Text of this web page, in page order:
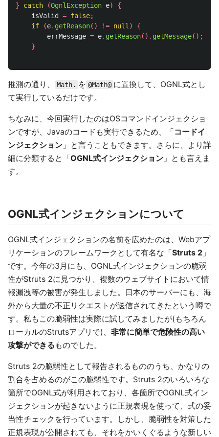
}
catch (OgnlException e)
{
isValid
= false;
if
(e. getReason() != null)
{
errMessage = e. getReason(). getMessage();
}
推測の通り、 Math. を @Math@ に置換して、OGNL式とし
て実行しているだけです。
ちなみに、今回実行したのはOSコマンドインジェクショ
ンですが、Javaのコードも実行できるため、「コードイ
ンジェクション 」と言うこともできます。さらに、より詳
細に分類すると「OGNL式インジェクション 」とも言えま
す。
OGNL式インジェクションについて
OGNL式インジェクションの名前を広めたのは、Webアプ
リケーションのフレームワークとして有名な「Struts 2 」
です。今年の3月にも、OGNL式インジェクションの脆弱
性がStruts 2に見つかり、複数のウェブサイトにおいて情
報漏洩等の被害が発生しました。日本のサーバーにも、海
外から大量の不正リクエストが送信されてきたという噂で
す。私もこの脆弱性は実際に試してみましたが(もちろん
ローカルのStrutsアプリで)、 非常に簡単で危険性の高い
攻撃ができる ものでした。
Struts 2の脆弱性として報告されるもののうち、かなりの
割合を占めるのがこの脆弱性です。Struts 2のいろいろな
箇所でOGNL式が利用されており、各箇所でOGNL式イン
ジェクションが起きないように正規表現を使って、式の妥
当性チェックを行っています。しかし、脆弱性を対策した
正規表現が公開されても、それをかいくぐるような新しい